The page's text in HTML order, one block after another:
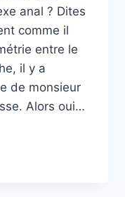
anal ? Dites
comme il
entre le
il y a
de monsieur
Alors oui…